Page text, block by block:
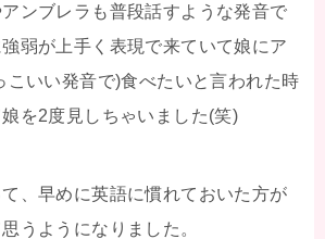
ンブレラも普段話すような発音で
弱が上手く表現で来ていて娘にア
こいい発音で)食べたいと言われた時
を2度見しちゃいました(笑)
、早めに英語に慣れておいた方が
うようになりました。